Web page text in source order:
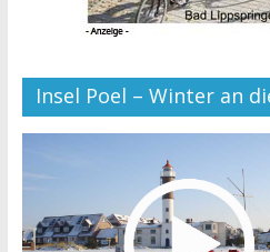
Insel Poel – Winter an